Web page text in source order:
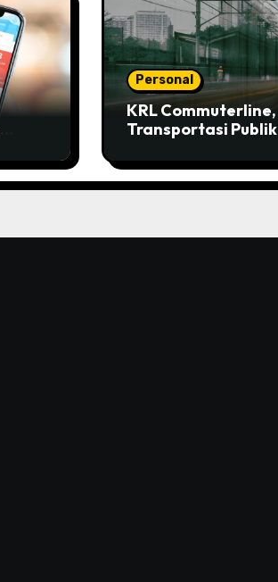
Personal
KRL Commuterline,
Transportasi Publik